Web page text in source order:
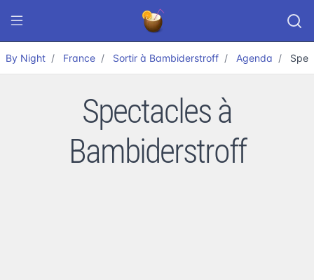
By Night France Sortir à Bambiderstroff Agenda
Spectacles à
Bambiderstroff